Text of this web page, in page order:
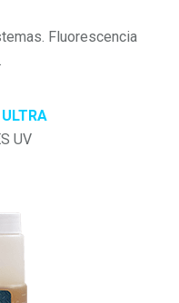
Fluorescencia
UV